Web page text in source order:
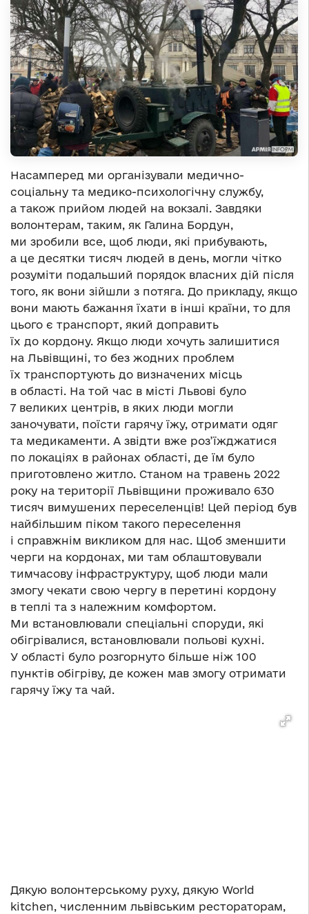
Насамперед ми організували медично-
соціальну та медико-психологічну службу,
а також прийом людей на вокзалі. Завдяки
волонтерам, таким, як Галина Бордун,
ми зробили все, щоб люди, які прибувають,
а це десятки тисяч людей в день, могли чітко
розуміти подальший порядок власних дій після
того, як вони зійшли з потяга. До прикладу, якщо
вони мають бажання їхати в інші країни, то для
цього є транспорт, який доправить
їх до кордону. Якщо люди хочуть залишитися
на Львівщині, то без жодних проблем
їх транспортують до визначених місць
в області. На той час в місті Львові було
7 великих центрів, в яких люди могли
заночувати, поїсти гарячу їжу, отримати одяг
та медикаменти. А звідти вже роз’їжджатися
по локаціях в районах області, де їм було
приготовлено житло. Станом на травень 2022
року на території Львівщини проживало 630
тисяч вимушених переселенців! Цей період був
найбільшим піком такого переселення
і справжнім викликом для нас. Щоб зменшити
черги на кордонах, ми там облаштовували
тимчасову інфраструктуру, щоб люди мали
змогу чекати свою чергу в перетині кордону
в теплі та з належним комфортом.
Ми встановлювали спеціальні споруди, які
обігрівалися, встановлювали польові кухні.
У області було розгорнуто більше ніж 100
пунктів обігріву, де кожен мав змогу отримати
гарячу їжу та чай.
Дякую волонтерському руху, дякую World
kitchen, численним львівським рестораторам,